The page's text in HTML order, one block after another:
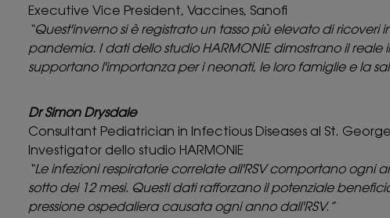
Executive Vice President, Vaccines, Sanofi
“Quest'inverno si è registrato un tasso più elevato di
pandemia. I dati dello studio HARMONIE dimostrano il
supportano l'importanza per i neonati, le loro famiglie e la
Dr Simon Drysdale
Consultant Pediatrician in Infectious Diseases al St.
Investigator dello studio HARMONIE
“Le infezioni respiratorie correlate all'RSV comportano
sotto dei 12 mesi. Questi dati rafforzano il potenziale
pressione ospedaliera causata ogni anno dall'RSV.”